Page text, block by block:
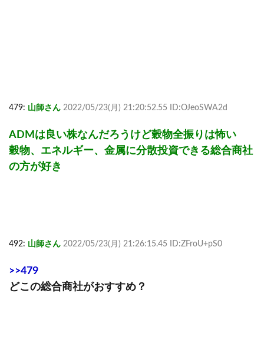
479: 山師さん 2022/05/23(月) 21:20:52.55 ID:OJeoSWA2d
ADMは良い株なんだろうけど穀物全振りは怖い
穀物、エネルギー、金属に分散投資できる総合商社
の方が好き
492: 山師さん 2022/05/23(月) 21:26:15.45 ID:ZFroU+pS0
>>479
どこの総合商社がおすすめ？